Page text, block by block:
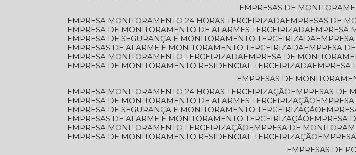
EMPRESAS DE
EMPRESA MONITORAMENTO 24 HORAS TERCEIRIZADA
EMPRESAS DE
EMPRESA DE MONITORAMENTO DE ALARMES TERCEIRIZADA
EMPRESA DE SEGURANÇA E MONITORAMENTO TERCEIRIZADA
EMPRESAS DE ALARME E MONITORAMENTO TERCEIRIZADA
EMPRESA
EMPRESA MONITORAMENTO TERCEIRIZADA
EMPRESA DE
EMPRESA DE MONITORAMENTO RESIDENCIAL TERCEIRIZADA
EMPRESAS DE
EMPRESA MONITORAMENTO 24 HORAS TERCEIRIZAÇÃO
EMPRESAS
EMPRESA DE MONITORAMENTO DE ALARMES TERCEIRIZAÇÃO
EMPRESA DE SEGURANÇA E MONITORAMENTO TERCEIRIZAÇÃO
EMPRESAS DE ALARME E MONITORAMENTO TERCEIRIZAÇÃO
EMPRESA MONITORAMENTO TERCEIRIZAÇÃO
EMPRESA DE
EMPRESA DE MONITORAMENTO RESIDENCIAL TERCEIRIZAÇÃO
EMPRESAS DE